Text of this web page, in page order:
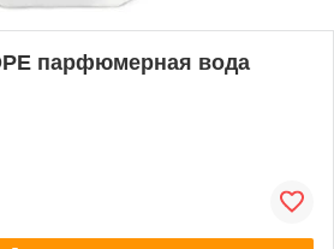
парфюмерная вода